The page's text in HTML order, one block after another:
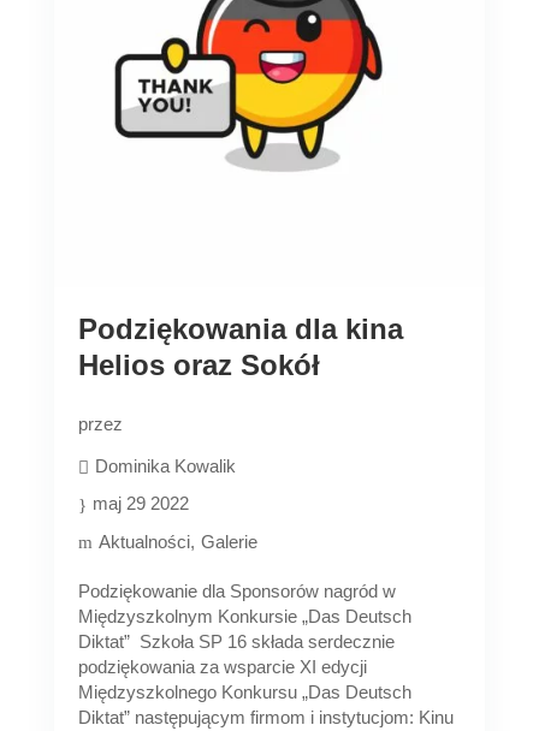
Podziękowania dla kina
Helios oraz Sokół
przez
Dominika Kowalik
maj 29 2022
Aktualności Galerie
Podziękowanie dla Sponsorów nagród w
Międzyszkolnym Konkursie „Das Deutsch
Diktat” Szkoła SP 16 składa serdecznie
podziękowania za wsparcie XI edycji
Międzyszkolnego Konkursu „Das Deutsch
Diktat” następującym firmom i instytucjom: Kinu